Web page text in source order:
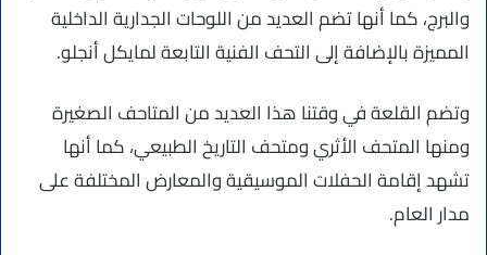
والبرج، كما أنها تضم العديد من اللوحات الجدارية الداخلية
المميزة بالإضافة إلى التحف الفنية التابعة لمايكل أنجلو.
وتضم القلعة في وقتنا هذا العديد من المتاحف الصغيرة
ومنها المتحف الأثري ومتحف التاريخ الطبيعي، كما أنها
تشهد إقامة الحفلات الموسيقية والمعارض المختلفة على
مدار العام.